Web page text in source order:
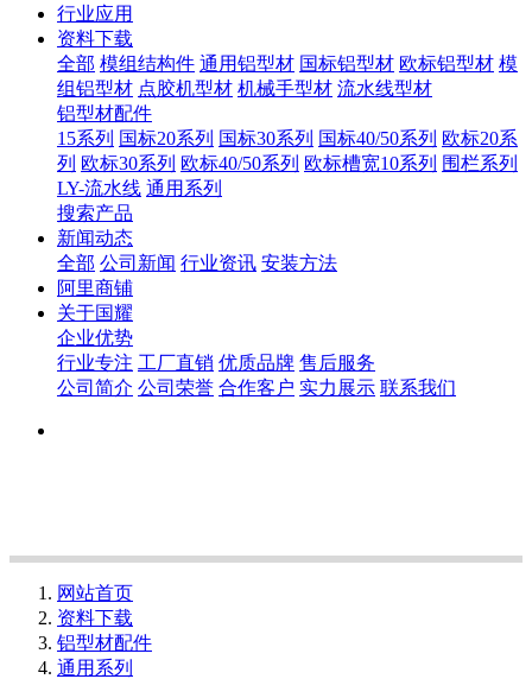
行业应用
资料下载
全部 模组结构件 通用铝型材 国标铝型材 欧标铝型材 模
组铝型材 点胶机型材 机械手型材 流水线型材
铝型材配件
15系列 国标20系列 国标30系列 国标40/50系列 欧标20系
列 欧标30系列 欧标40/50系列 欧标槽宽10系列 围栏系列
LY-流水线 通用系列
搜索产品
新闻动态
全部 公司新闻 行业资讯 安装方法
阿里商铺
关于国耀
企业优势
行业专注 工厂直销 优质品牌 售后服务
公司简介 公司荣誉 合作客户 实力展示 联系我们
网站首页
资料下载
铝型材配件
通用系列